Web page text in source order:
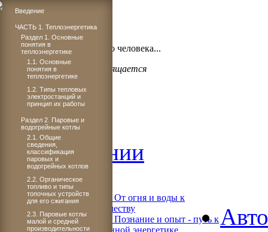
Бог проявил щедрость,
когда подарил миру такого человека...
Светлане Плачковой посвящается
Главная
Об издании
Читать
Книга 1. От огня и воды к
электричеству
Книга 2. Познание и опыт - путь к
современной энергетике
Введение
ЧАСТЬ 1. Теплоэнергетика
Раздел 1. Основные
понятия в
теплоэнергетике
1.1. Основные
понятия в
теплоэнергетике
1.2. Типы тепловых
электростанций и
принцип их работы
Раздел 2. Паровые и
водогрейные котлы
2.1. Общие
сведения,
классификация
паровых и
водогрейных котлов
2.2. Органическое
топливо и типы
топочных устройств
для его сжигания
2.3. Паровые котлы
малой и средней
производительности